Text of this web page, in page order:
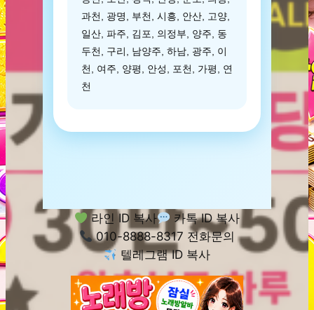
과천, 광명, 부천, 시흥, 안산, 고양,
일산, 파주, 김포, 의정부, 양주, 동
두천, 구리, 남양주, 하남, 광주, 이
천, 여주, 양평, 안성, 포천, 가평, 연
천
라인 ID 복사
카톡 ID 복사
010-8888-8317 전화문의
텔레그램 ID 복사